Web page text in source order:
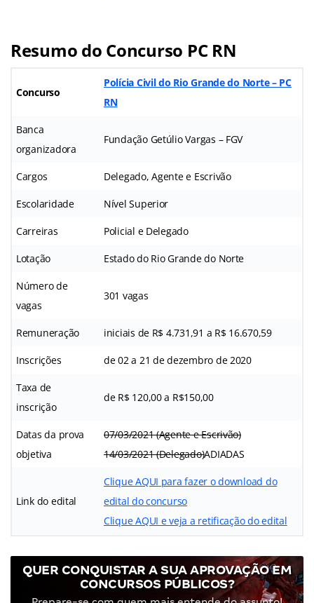
Resumo do Concurso PC RN
Concurso
Polícia Civil do Rio Grande do Norte – PC
RN
Banca
organizadora
Fundação Getúlio Vargas – FGV
Cargos Delegado, Agente e Escrivão
Escolaridade Nível Superior
Carreiras Policial e Delegado
Lotação Estado do Rio Grande do Norte
Número de
vagas
301 vagas
Remuneração iniciais de R$ 4.731,91 a R$ 16.670,59
Inscrições de 02 a 21 de dezembro de 2020
Taxa de
inscrição
de R$ 120,00 a R$150,00
Datas da prova
objetiva
07/03/2021 (Agente e Escrivão)
14/03/2021 (Delegado)ADIADAS
Link do edital
Clique AQUI para fazer o download do
edital do concurso
Clique AQUI e veja a retificação do edital
QUER CONQUISTAR A SUA APROVAÇÃO EM
CONCURSOS PÚBLICOS?